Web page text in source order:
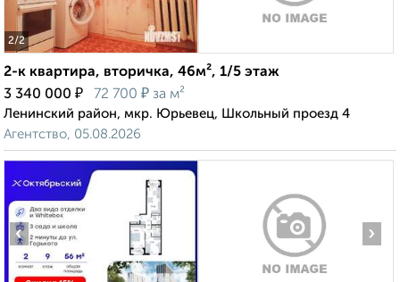
2/2
2-к квартира, вторичка, 46м², 1/5 этаж
3 340 000 ₽ 72 700 ₽ за м²
Ленинский район, мкр. Юрьевец, Школьный проезд 4
Агентство, 05.08.2026
‹ ›